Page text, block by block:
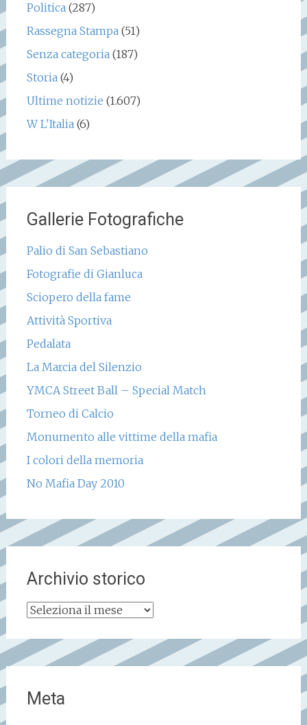
Politica(287)
Rassegna Stampa(51)
Senza categoria(187)
Storia(4)
Ultime notizie (1.607)
W L'Italia(6)
Gallerie Fotografiche
Palio di San Sebastiano
Fotografie di Gianluca
Sciopero della fame
Attività Sportiva
Pedalata
La Marcia del Silenzio
YMCA Street Ball – Special Match
Torneo di Calcio
Monumento alle vittime della mafia
I colori della memoria
No Mafia Day 2010
Archivio storico
Archivio
Meta